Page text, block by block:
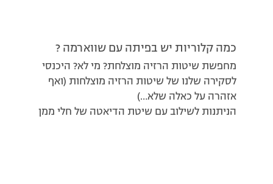
כמה קלוריות יש בפיתה עם שווארמה ?
מחפשת שיטות הרזיה מוצלחת? מי לא? היכנסי
לסקירה שלנו של שיטות הרזיה מוצלחות (ואף
אזהרה על כאלה שלא…)
הניתנות לשילוב עם שיטת הדיאטה של חלי ממן